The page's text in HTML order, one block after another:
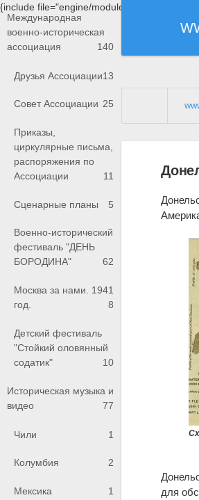
{include file="engine/modules/saperu/
Международная
военно-историческая
ассоциация
140
Друзья Ассоциации13
Совет Ассоциации 25
Приказы,
циркулярные письма,
распоряжения по
Ассоциации
11
Сценарные планы 5
Военно-исторический
фестиваль "ДЕНЬ
БОРОДИНА"
62
Москва за нами. 1941
год.
8
Детский фестиваль
"Стойкий оловянный
содатик"
10
Историческая музыка и
видео
77
Чили 1
Колумбия 2
Мексика 1
для